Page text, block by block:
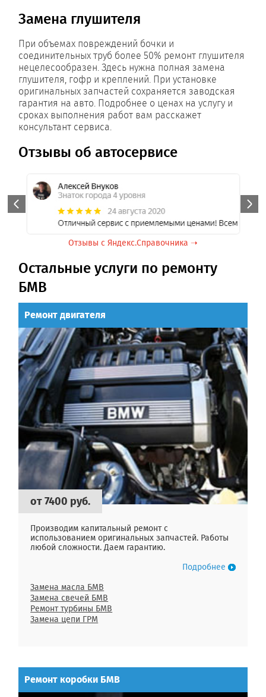
Замена глушителя
При объемах повреждений бочки и
соединительных труб более 50% ремонт глушителя
нецелесообразен. Здесь нужна полная замена
глушителя, гофр и креплений. При установке
оригинальных запчастей сохраняется заводская
гарантия на авто. Подробнее о ценах на услугу и
сроках выполнения работ вам расскажет
консультант сервиса.
Отзывы об автосервисе
Отзывы с Яндекс.Справочника ➝
Остальные услуги по ремонту
БМВ
Ремонт двигателя
от 7400 руб.
Производим капитальный ремонт с
использованием оригинальных запчастей. Работы
любой сложности. Даем гарантию.
Подробнее
Замена масла БМВ
Замена свечей БМВ
Ремонт турбины БМВ
Замена цепи ГРМ
Ремонт коробки БМВ